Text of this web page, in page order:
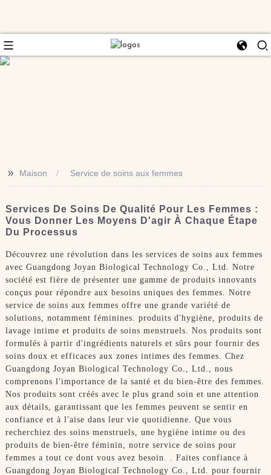
>> Maison Service de soins aux femmes
Services De Soins De Qualité Pour Les Femmes :
Vous Donner Les Moyens D'agir À Chaque Étape
Du Processus
Découvrez une révolution dans les services de soins aux femmes
avec Guangdong Joyan Biological Technology Co., Ltd. Notre
société est fière de présenter une gamme de produits innovants
conçus pour répondre aux besoins uniques des femmes. Notre
service de soins aux femmes offre une grande variété de
solutions, notamment féminines. produits d'hygiène, produits de
lavage intime et produits de soins menstruels. Nos produits sont
formulés à partir d'ingrédients naturels et sûrs pour fournir des
soins doux et efficaces aux zones intimes des femmes. Chez
Guangdong Joyan Biological Technology Co., Ltd., nous
comprenons l'importance de la santé et du bien-être des femmes.
Nos produits sont créés avec le plus grand soin et une attention
aux détails, garantissant que les femmes peuvent se sentir en
confiance et à l'aise dans leur vie quotidienne. Que vous
recherchiez des soins menstruels, une hygiène intime ou des
produits de bien-être féminin, notre service de soins pour
femmes a tout ce dont vous avez besoin. . Faites confiance à
Guangdong Joyan Biological Technology Co., Ltd. pour fournir